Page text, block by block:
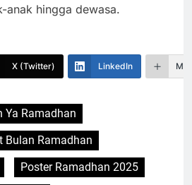
anak hingga dewasa.
X (Twitter) LinkedIn
Ya Ramadhan
Bulan Ramadhan
Poster Ramadhan 2025